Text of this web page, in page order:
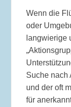
Wenn die
oder
langwierige
Suche nach
und der oft
für